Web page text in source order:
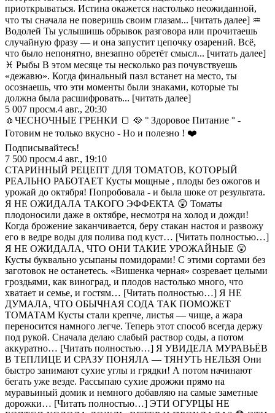
приоткрываться. Истина окажется настолько неожиданной,
что ты сначала не поверишь своим глазам... [читать далее] ♒
Водолей Ты услышишь обрывок разговора или прочитаешь
случайную фразу — и она запустит цепочку озарений. Всё,
что было непонятно, внезапно обретёт смысл... [читать далее]
♓ Рыбы В этом месяце ты несколько раз почувствуешь
«дежавю». Когда финальный пазл встанет на место, ты
осознаешь, что эти моменты были знаками, которые ты
должна была расшифровать... [читать далее]
5 007 просм.4 авг., 20:30
🧄ЧЕСНОЧНЫЕ ГРЕНКИ 🍞 🥘 ° Здоровое Питание ° -
Готовим не только вкусно - Но и полезно ! ❤️
Подписывайтесь!
7 500 просм.4 авг., 19:10
СТАРИННЫЙ РЕЦЕПТ ДЛЯ ТОМАТОВ, КОТОРЫЙ
РЕАЛЬНО РАБОТАЕТ Кусты мощные , плоды без ожогов и
урожай до октября! Попробовала - и была шоке от результата.
Я НЕ ОЖИДАЛА ТАКОГО ЭФФЕКТА 😲 Томаты
плодоносили даже в октябре, несмотря на холод и дожди!
Когда брожение заканчивается, беру стакан настоя и развожу
его в ведре воды для полива под куст… [Читать полностью…]
Я НЕ ОЖИДАЛА, ЧТО ОНИ ТАКИЕ УРОЖАЙНЫЕ 😲
Кусты буквально усыпаны помидорами! С этими сортами без
заготовок не останетесь. «Вишенка черная» созревает целыми
гроздьями, как виноград, и плодов настолько много, что
хватает и семье, и гостям… [Читать полностью…] Я НЕ
ДУМАЛА, ЧТО ОБЫЧНАЯ СОДА ТАК ПОМОЖЕТ
ТОМАТАМ Кусты стали крепче, листья — чище, а жара
переносится намного легче. Теперь этот способ всегда держу
под рукой. Сначала делаю слабый раствор соды, а потом
аккуратно… [Читать полностью…] Я УВИДЕЛА МУРАВЬЁВ
В ТЕПЛИЦЕ И СРАЗУ ПОНЯЛА — ТЯНУТЬ НЕЛЬЗЯ Они
быстро занимают сухие углы и грядки! А потом начинают
бегать уже везде. Рассыпаю сухие дрожжи прямо на
муравьиный домик и немного добавляю на самые заметные
дорожки… [Читать полностью…] ЭТИ ОГУРЦЫ НЕ